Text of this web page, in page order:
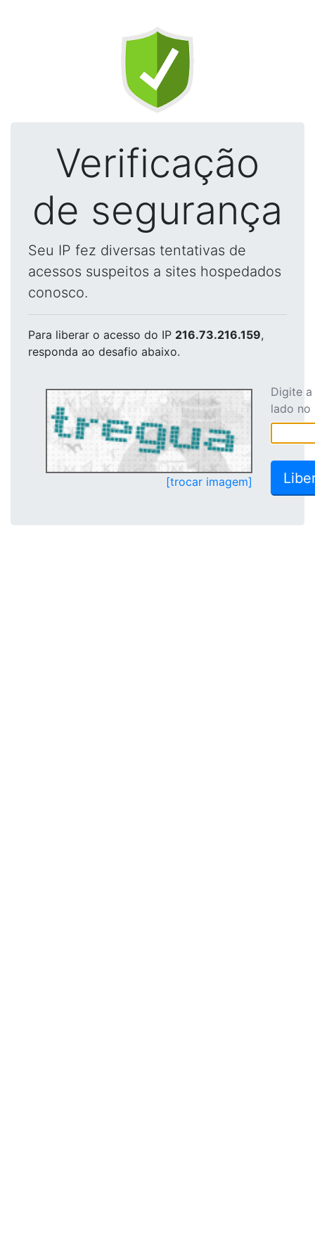
Verificação
de segurança
Seu IP fez diversas tentativas de
acessos suspeitos a sites hospedados
conosco.
Para liberar o acesso do IP 216.73.216.159,
responda ao desafio abaixo.
[trocar imagem]
Digite
lado no